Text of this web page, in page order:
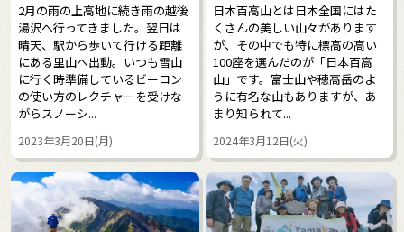
2月の雨の上高地に続き雨の越後
湯沢へ行ってきました。翌日は
晴天、駅から歩いて行ける距離
にある里山へ出動。いつも雪山
に行く時準備しているビーコン
の使い方のレクチャーを受けな
がらスノーシ...
2023年3月20日(月)
日本百高山とは日本全国にはた
くさんの美しい山々があります
が、その中でも特に標高の高い
100座を選んだのが「日本百高
山」です。富士山や穂高岳のよ
うに有名な山もありますが、あ
まり知られて...
2024年3月12日(火)